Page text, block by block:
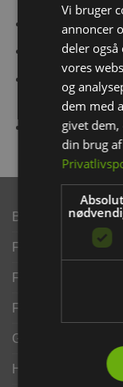
Løst presset
Skånsom
næringstoffer
Afstøvet af
Brand
Finansering
Finansering Viabill
Fortrydelse og
Gavekort
Handelsbetingelser
Vi bruger
annoncer
deler
vores
og
dem med
givet
din brug